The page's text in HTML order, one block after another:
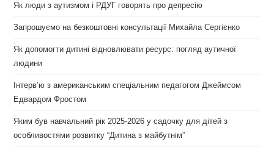
Як люди з аутизмом і РДУГ говорять про депресію
Запрошуємо на безкоштовні консультації Михайла Сергієнко
Як допомогти дитині відновлювати ресурс: погляд аутичної
людини
Інтерв’ю з американським спеціальним педагогом Джеймсом
Едвардом Фростом
Яким був навчальний рік 2025-2026 у садочку для дітей з
особливостями розвитку “Дитина з майбутнім”